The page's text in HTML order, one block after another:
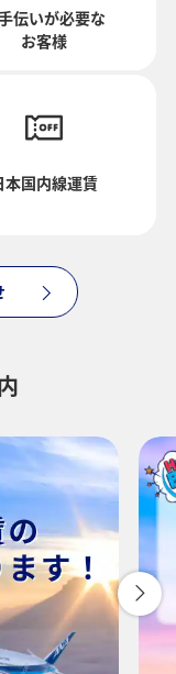
る
る
伝いが必要な
お客様
本国内線運賃